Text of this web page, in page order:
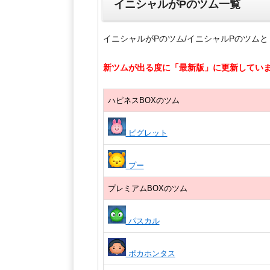
イニシャルがPのツム一覧
イニシャルがPのツム/イニシャルPのツム
新ツムが出る度に「最新版」に更新してい
ハピネスBOXのツム
ピグレット
プー
プレミアムBOXのツム
パスカル
ポカホンタス